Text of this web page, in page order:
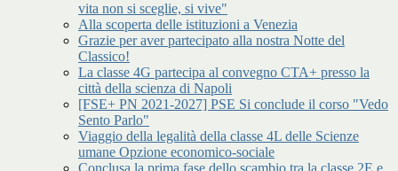
vita non si sceglie, si vive"
Alla scoperta delle istituzioni a Venezia
Grazie per aver partecipato alla nostra Notte del
Classico!
La classe 4G partecipa al convegno CTA+ presso la
città della scienza di Napoli
[FSE+ PN 2021-2027] PSE Si conclude il corso "Vedo
Sento Parlo"
Viaggio della legalità della classe 4L delle Scienze
umane Opzione economico-sociale